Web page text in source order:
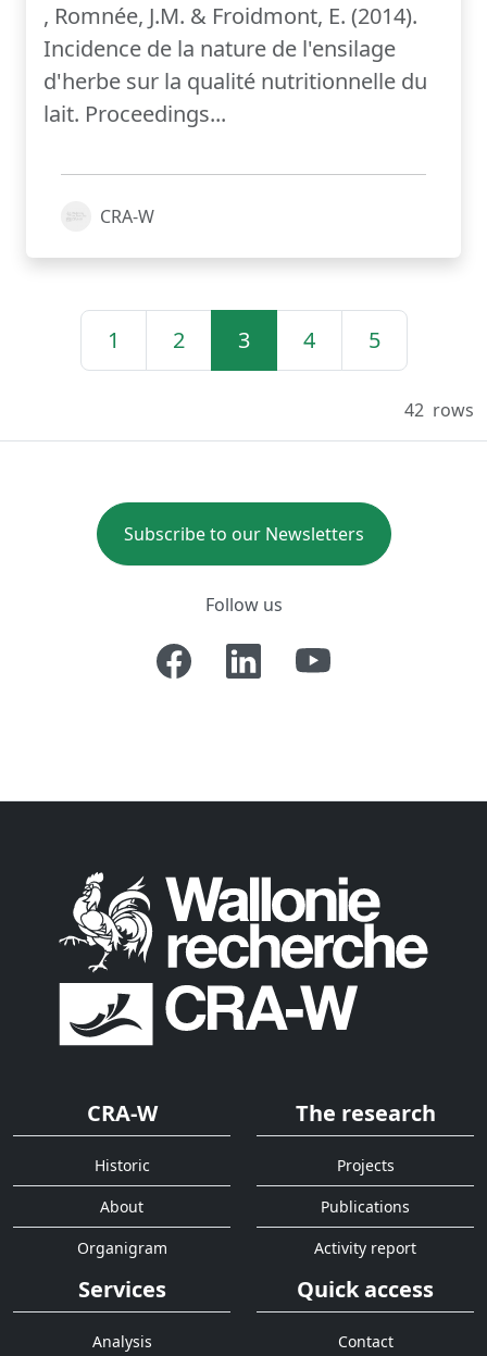
, Romnée, J.M. & Froidmont, E. (2014).
Incidence de la nature de l'ensilage
d'herbe sur la qualité nutritionnelle du
lait. Proceedings...
CRA-W
1 2 3 4 5
42 rows
Subscribe to our Newsletters
Follow us
CRA-W
Historic
About
Organigram
The research
Projects
Publications
Activity report
Services
Analysis
Quick access
Contact